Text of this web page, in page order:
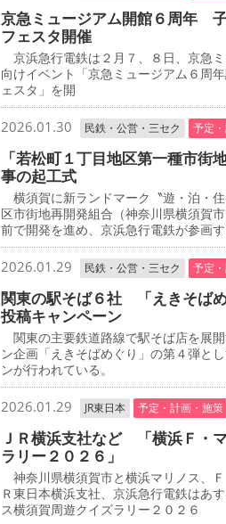
京急ミュージアム開館６周年
フェスタ開催
京浜急行電鉄は２月７、８日、京急
向けイベント「京急ミュージアム６
ェスタ」を開
2026.01.30 民鉄・公営・三セク 予定
「若松町１丁目地区第一種市
事の起工式
横須賀に新ランドマーク〝遊・泊・
区市街地再開発組合（神奈川県横須賀
前で開発を進め、京浜急行電鉄が参画
2026.01.29 民鉄・公営・三セク 予定
関東の駅そば６社 「えきそば
投稿キャンペーン
関東の主要鉄道路線で駅そば店を展
ン企画「えきそばめぐり」の第４弾と
ンが行われている。
2026.01.29 JR東日本 予定・計画・施策
ＪＲ横浜支社など 「横浜Ｆ・
ラリー２０２６」
神奈川県横須賀市と横浜マリノス、
Ｒ東日本横浜支社、京浜急行電鉄はあ
ス横須賀周遊クイズラリー２０２６